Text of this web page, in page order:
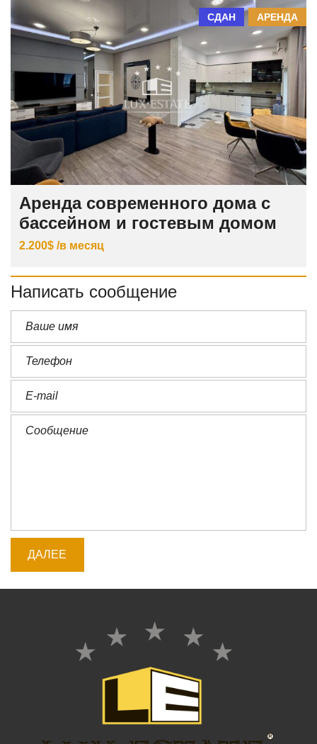
АРЕНДА
СДАН
Аренда современного дома с
бассейном и гостевым домом
2.200$ /в месяц
Написать сообщение